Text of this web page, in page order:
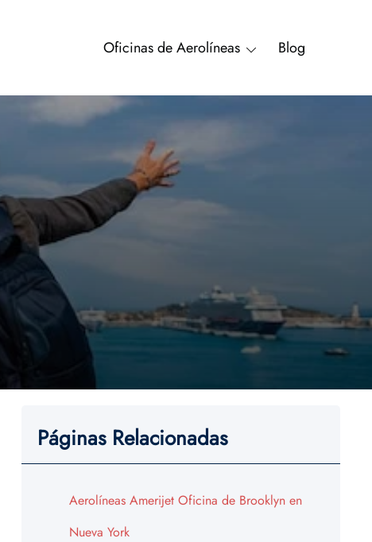
Oficinas de Aerolíneas Blog
Páginas Relacionadas
Aerolíneas Amerijet Oficina de Brooklyn en
Nueva York